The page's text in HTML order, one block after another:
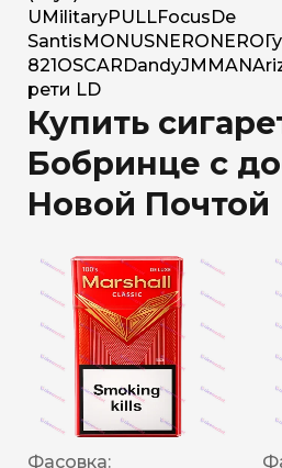
U MilitaryPULLFocus De
Santis MONUSNERO NERO
821 OSCAR DandyJM MAN
рети LD
Купить
Бобринце с
Новой Почтой
Фасовка: